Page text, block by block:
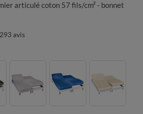
articulé coton 57 fils/cm² - bonnet
293avis